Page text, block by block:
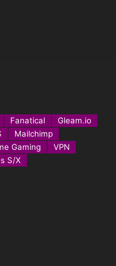
Fanatical
Gleam.io
Mailchimp
Gaming
VPN
S/X